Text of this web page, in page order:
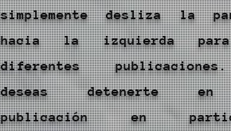
simplemente desliza la
hacia la izquierda
diferentes
deseas detenerte
publicación en